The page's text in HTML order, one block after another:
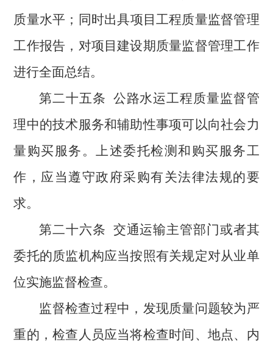
质量水平；同时出具项目工程质量监督管理
工作报告，对项目建设期质量监督管理工作
进行全面总结。
第二十五条 公路水运工程质量监督管
理中的技术服务和辅助性事项可以向社会力
量购买服务。上述委托检测和购买服务工
作，应当遵守政府采购有关法律法规的要
求。
第二十六条 交通运输主管部门或者其
委托的质监机构应当按照有关规定对从业单
位实施监督检查。
监督检查过程中，发现质量问题较为严
重的，检查人员应当将检查时间、地点、内